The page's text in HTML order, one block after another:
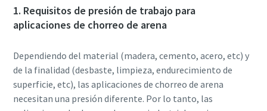
1. Requisitos de presión de trabajo para
aplicaciones de chorreo de arena
Dependiendo del material (madera, cemento, acero, etc) y
de la finalidad (desbaste, limpieza, endurecimiento de
superficie, etc), las aplicaciones de chorreo de arena
necesitan una presión diferente. Por lo tanto, las